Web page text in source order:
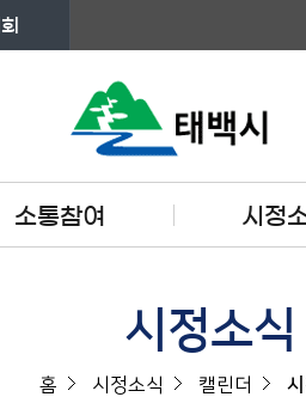
소통참여 시정
시정소식
홈 시정소식 캘린더